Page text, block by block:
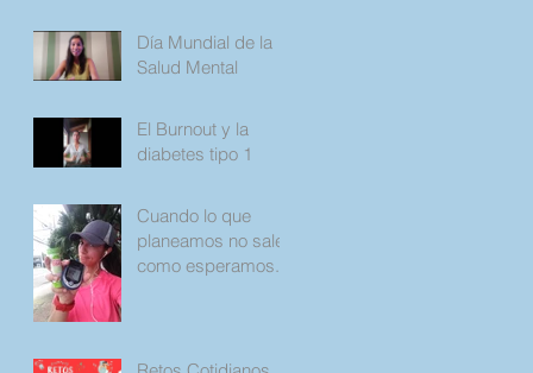
Día Mundial de la
Salud Mental
El Burnout y la
diabetes tipo 1
Cuando lo que
planeamos no sale
como esperamos.